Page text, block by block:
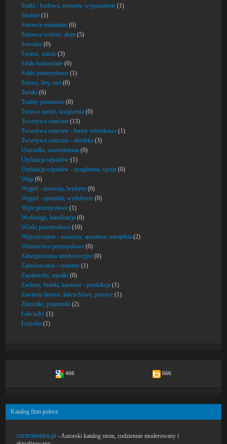
Statki - budowa, remonty, wyposażenie (1)
Studnie (1)
Surowce mineralne (0)
Surowce wtórne, złom (5)
Suwnice (0)
Świece, znicze (3)
Szkło budowlane (0)
Szkło przemysłowe (1)
Sznury, liny, nici (0)
Tartaki (6)
Toalety przenośne (0)
Torowy sprzęt, urządzenia (0)
Tworzywa sztuczne (13)
Tworzywa sztuczne - formy wtryskowe (1)
Tworzywa sztuczne - obróbka (3)
Uszczelki, uszczelnienia (0)
Utylizacja odpadów (1)
Utylizacja odpadów - urządzenia, sprzęt (0)
Wagi (6)
Węgiel - drzewny, brykiety (0)
Węgiel - sprzedaż, wydobycie (0)
Węże przemysłowe (1)
Wodociągi, kanalizacja (0)
Wózki przemysłowe (10)
Wypożyczanie - maszyny, aparatura, narzędzia (2)
Wzornictwo przemysłowe (0)
Zabezpieczenia antykorozyjne (0)
Zamocowania - systemy (1)
Zapalniczki, zapałki (0)
Zasłony, firanki, karnisze - produkcja (1)
Zawiesia linowe, łańcuchowe, pasowe (1)
Zbiorniki, pojemniki (2)
Łańcuchy (1)
Łożyska (1)
466 666
Katalog firm poleca
controlwebs.pl - Autorski katalog stron, codziennie moderowany i